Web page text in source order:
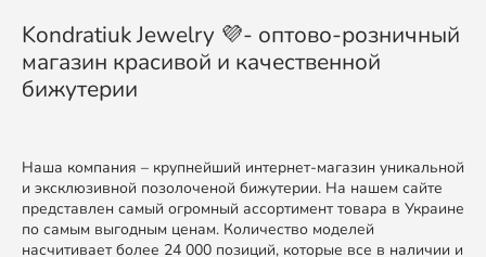
Kondratiuk Jewelry 💜- оптово-розничный
магазин красивой и качественной
бижутерии
Наша компания – крупнейший интернет-магазин уникальной
и эксклюзивной позолоченой бижутерии. На нашем сайте
представлен самый огромный ассортимент товара в Украине
по самым выгодным ценам. Количество моделей
насчитивает более 24 000 позиций, которые все в наличии и